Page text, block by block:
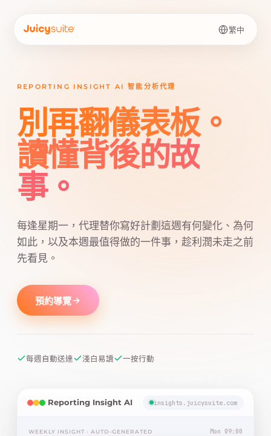
繁中
REPORTING INSIGHT AI 智能分析代理
別再翻儀表板。
讀懂背後的故
事。
每逢星期一，代理替你寫好計劃這週有何變化、為何
如此，以及本週最值得做的一件事，趁利潤未走之前
先看見。
預約導覽
每週自動送達 淺白易讀 一按行動
Reporting Insight AI insights.juicysuite.com
WEEKLY INSIGHT · AUTO-GENERATED Mon 09:00